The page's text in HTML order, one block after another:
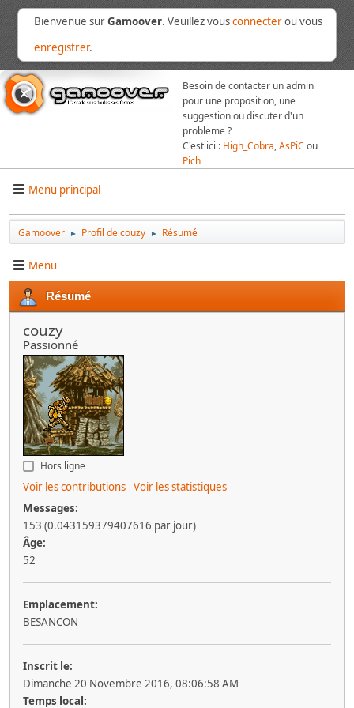
Bienvenue surGamoover. Veuillez vousconnecterou vous
enregistrer.
Besoin de contacter un admin
pour une proposition, une
suggestion ou discuter d'un
probleme ?
C'est ici : High_Cobra,AsPiC ou
Pich
Menu principal
Gamoover ► Profil de couzy ► Résumé
Menu
Résumé
couzy
Passionné
Hors ligne
Voir les contributions Voir les statistiques
Messages:
153 (0.043159379407616 par jour)
Âge:
52
Emplacement:
BESANCON
Inscrit le:
Dimanche 20 Novembre 2016, 08:06:58 AM
Temps local: